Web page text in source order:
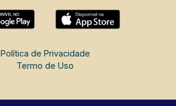
Política de Privacidade
Termo de Uso